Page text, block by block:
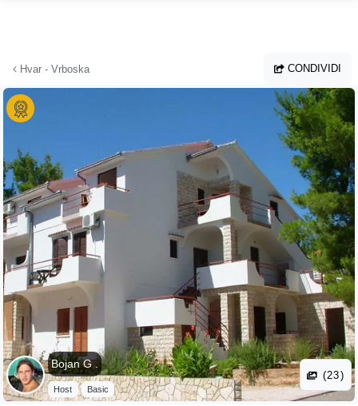
Hvar - Vrboska CONDIVIDI
Bojan G .
Host Basic
(23)